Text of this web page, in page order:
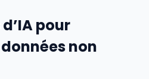
pour
non